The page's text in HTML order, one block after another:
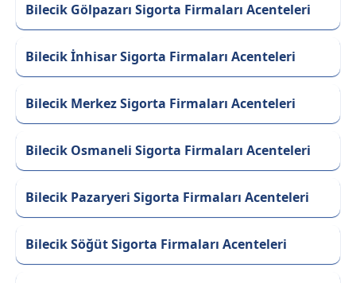
Bilecik Gölpazarı Sigorta Firmaları Acenteleri
Bilecik İnhisar Sigorta Firmaları Acenteleri
Bilecik Merkez Sigorta Firmaları Acenteleri
Bilecik Osmaneli Sigorta Firmaları Acenteleri
Bilecik Pazaryeri Sigorta Firmaları Acenteleri
Bilecik Söğüt Sigorta Firmaları Acenteleri